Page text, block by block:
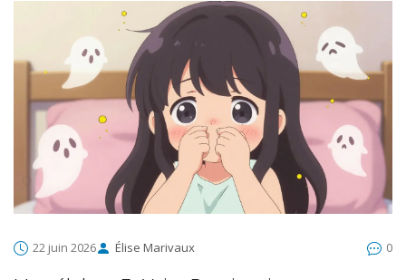
22 juin 2026 Élise Marivaux 0